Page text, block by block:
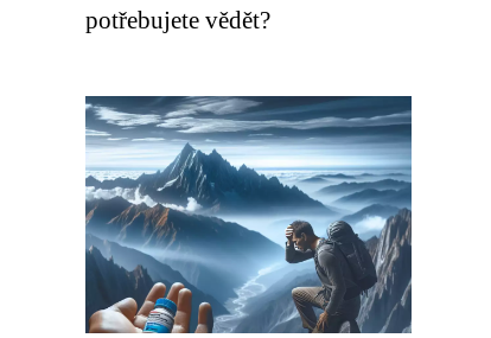
potřebujete vědět?